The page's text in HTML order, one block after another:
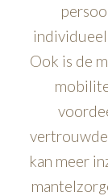
Ook is de
kan meer